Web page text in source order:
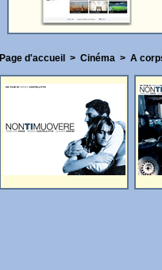
Page d'accueil > Cinéma > A